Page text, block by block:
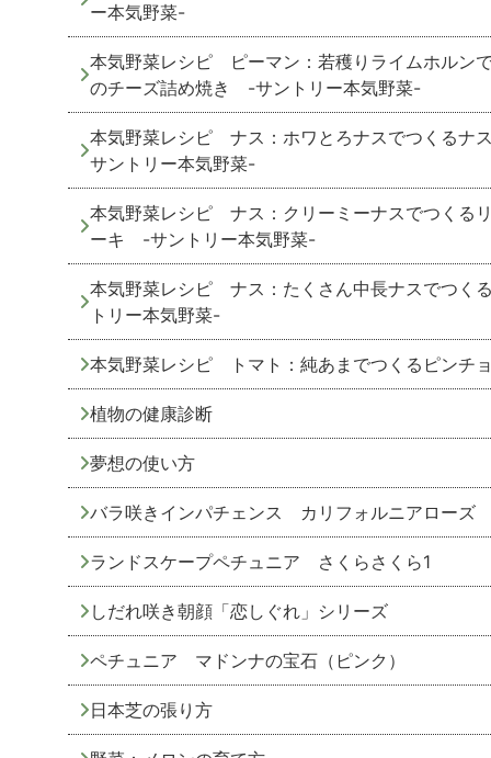
ー本気野菜-
本気野菜レシピ ピーマン：若穫りライムホルン
のチーズ詰め焼き -サントリー本気野菜-
本気野菜レシピ ナス：ホワとろナスでつくるナ
サントリー本気野菜-
本気野菜レシピ ナス：クリーミーナスでつくる
ーキ -サントリー本気野菜-
本気野菜レシピ ナス：たくさん中長ナスでつく
トリー本気野菜-
本気野菜レシピ トマト：純あまでつくるピンチ
植物の健康診断
夢想の使い方
バラ咲きインパチェンス カリフォルニアローズ
ランドスケープペチュニア さくらさくら1
しだれ咲き朝顔「恋しぐれ」シリーズ
ペチュニア マドンナの宝石（ピンク）
日本芝の張り方